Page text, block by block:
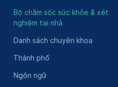
Bộ chăm sóc sức khỏe & xét
nghiệm tại nhà
Danh sách chuyên khoa
Thành phố
Ngôn ngữ